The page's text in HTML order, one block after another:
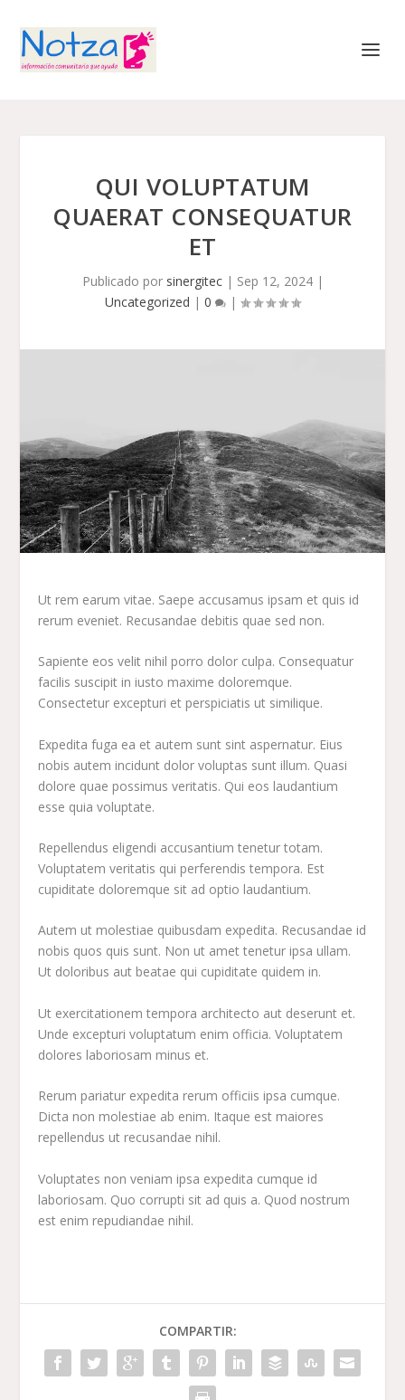
QUI VOLUPTATUM
QUAERAT CONSEQUATUR
ET
Publicado por sinergitec| Sep 12, 2024|
Uncategorized | 0 |
Ut rem earum vitae. Saepe accusamus ipsam et quis id
rerum eveniet. Recusandae debitis quae sed non.
Sapiente eos velit nihil porro dolor culpa. Consequatur
facilis suscipit in iusto maxime doloremque.
Consectetur excepturi et perspiciatis ut similique.
Expedita fuga ea et autem sunt sint aspernatur. Eius
nobis autem incidunt dolor voluptas sunt illum. Quasi
dolore quae possimus veritatis. Qui eos laudantium
esse quia voluptate.
Repellendus eligendi accusantium tenetur totam.
Voluptatem veritatis qui perferendis tempora. Est
cupiditate doloremque sit ad optio laudantium.
Autem ut molestiae quibusdam expedita. Recusandae id
nobis quos quis sunt. Non ut amet tenetur ipsa ullam.
Ut doloribus aut beatae qui cupiditate quidem in.
Ut exercitationem tempora architecto aut deserunt et.
Unde excepturi voluptatum enim officia. Voluptatem
dolores laboriosam minus et.
Rerum pariatur expedita rerum officiis ipsa cumque.
Dicta non molestiae ab enim. Itaque est maiores
repellendus ut recusandae nihil.
Voluptates non veniam ipsa expedita cumque id
laboriosam. Quo corrupti sit ad quis a. Quod nostrum
est enim repudiandae nihil.
COMPARTIR: